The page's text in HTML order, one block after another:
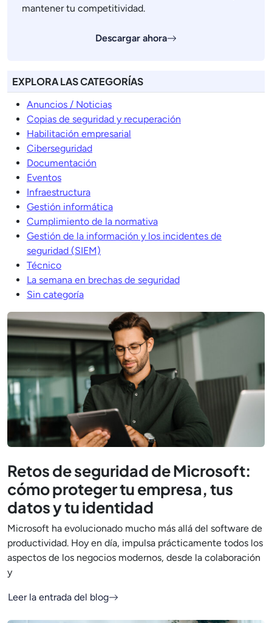
mantener tu competitividad.
Descargar ahora
EXPLORA LAS CATEGORÍAS
Anuncios / Noticias
Copias de seguridad y recuperación
Habilitación empresarial
Ciberseguridad
Documentación
Eventos
Infraestructura
Gestión informática
Cumplimiento de la normativa
Gestión de la información y los incidentes de
seguridad (SIEM)
Técnico
La semana en brechas de seguridad
Sin categoría
Retos de seguridad de Microsoft:
cómo proteger tu empresa, tus
datos y tu identidad
Microsoft ha evolucionado mucho más allá del software de
productividad. Hoy en día, impulsa prácticamente todos los
aspectos de los negocios modernos, desde la colaboración
y
Leer la entrada del blog